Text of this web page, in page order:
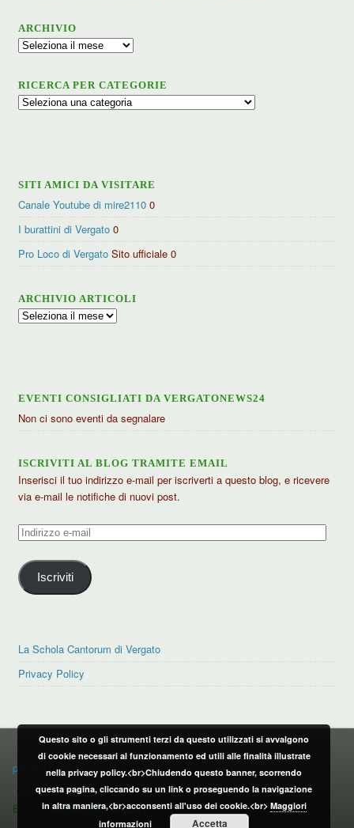
ARCHIVIO
Archivio
RICERCA PER CATEGORIE
Ricerca
SITI AMICI DA VISITARE
Canale Youtube di mire2110 0
I burattini di Vergato 0
Pro Loco di Vergato Sito ufficiale 0
ARCHIVIO ARTICOLI
Archivio
EVENTI CONSIGLIATI DA VERGATONEWS24
Non ci sono eventi da segnalare
ISCRIVITI AL BLOG TRAMITE EMAIL
Inserisci il tuo indirizzo e-mail per iscriverti a questo blog, e ricevere
via e-mail le notifiche di nuovi post.
Indirizzo
mail
Iscriviti
La Schola Cantorum di Vergato
Privacy Policy
PRIVACY POLICY
privacy policy
CONTATTI:
Email:info@vergatonews24.it
Questo sito o gli strumenti terzi da questo utilizzati si avvalgono
di cookie necessari al funzionamento ed utili alle finalità illustrate
nella privacy policy.<br>Chiudendo questo banner, scorrendo
questa pagina, cliccando su un link o proseguendo la navigazione
in altra maniera,<br>acconsenti all'uso dei cookie.<br> Maggiori
informazioni
Accetta